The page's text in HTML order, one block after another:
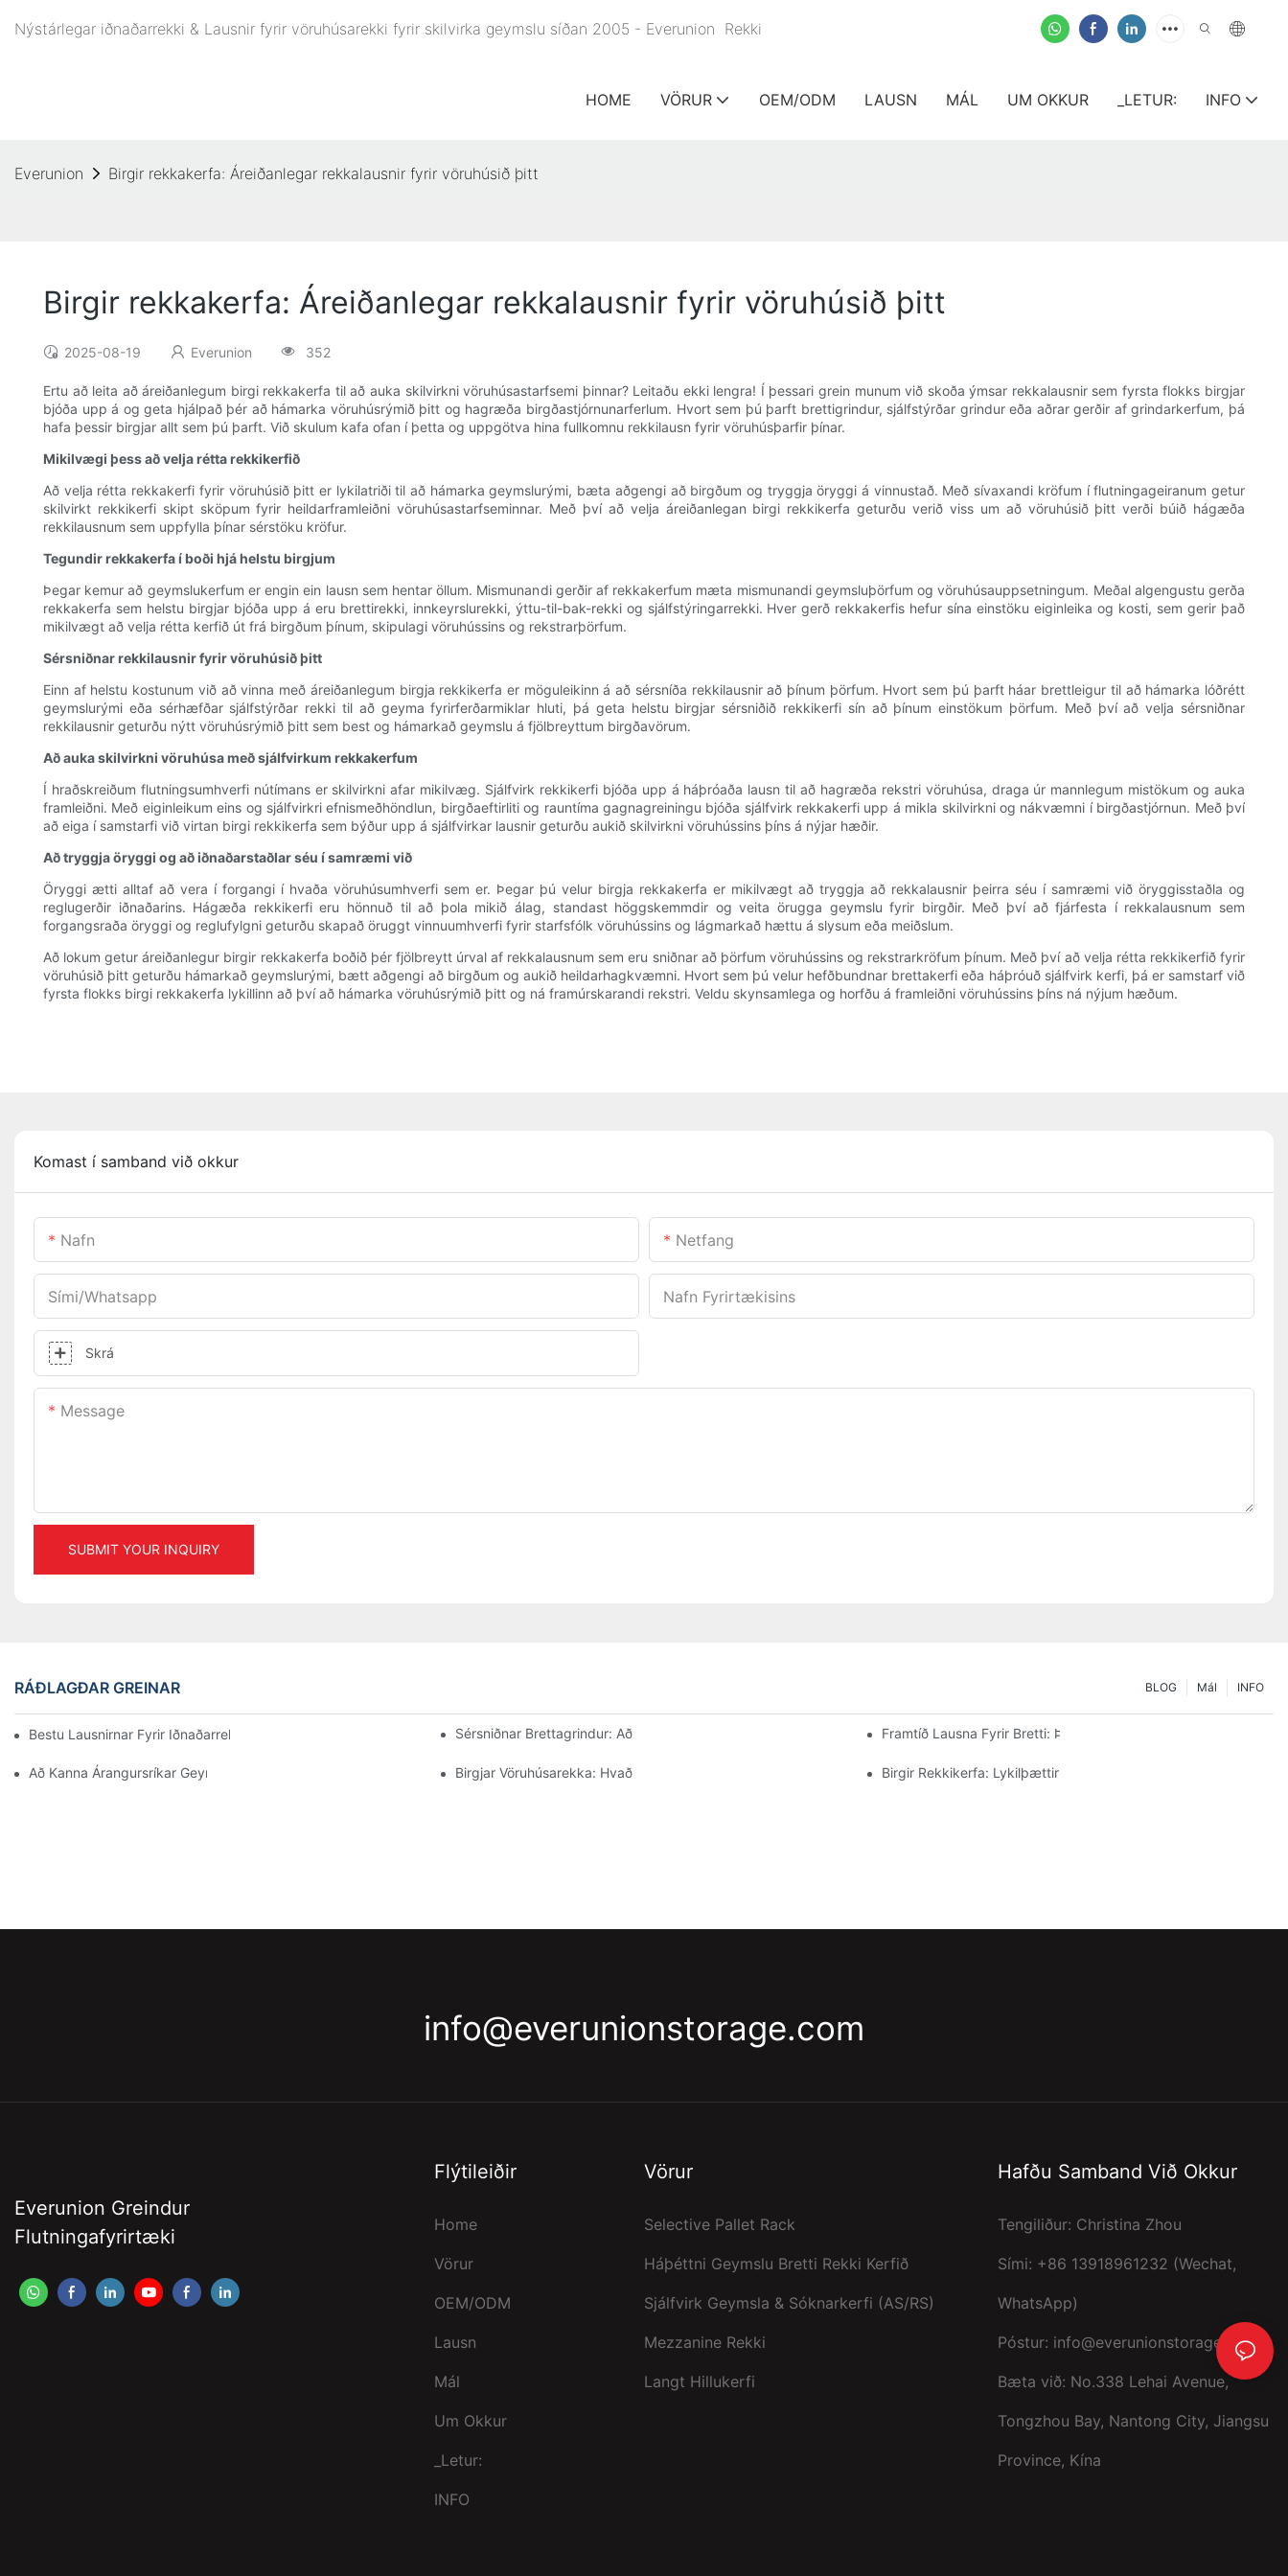
Nýstárlegar iðnaðarrekki & Lausnir fyrir vöruhúsarekki fyrir skilvirka geymslu síðan 2005 - Everunion Rekki
HOME VÖRUR OEM/ODM LAUSN MÁL UM OKKUR _LETUR: INFO
Everunion Birgir rekkakerfa: Áreiðanlegar rekkalausnir fyrir vöruhúsið þitt
Birgir rekkakerfa: Áreiðanlegar rekkalausnir fyrir vöruhúsið þitt
2025-08-19 Everunion 352
Ertu að leita að áreiðanlegum birgi rekkakerfa til að auka skilvirkni vöruhúsastarfsemi þinnar? Leitaðu ekki lengra! Í þessari grein munum við skoða ýmsar rekkalausnir sem fyrsta flokks birgjar
bjóða upp á og geta hjálpað þér að hámarka vöruhúsrýmið þitt og hagræða birgðastjórnunarferlum. Hvort sem þú þarft brettigrindur, sjálfstýrðar grindur eða aðrar gerðir af grindarkerfum, þá
hafa þessir birgjar allt sem þú þarft. Við skulum kafa ofan í þetta og uppgötva hina fullkomnu rekkilausn fyrir vöruhúsþarfir þínar.
Mikilvægi þess að velja rétta rekkikerfið
Að velja rétta rekkakerfi fyrir vöruhúsið þitt er lykilatriði til að hámarka geymslurými, bæta aðgengi að birgðum og tryggja öryggi á vinnustað. Með sívaxandi kröfum í flutningageiranum getur
skilvirkt rekkikerfi skipt sköpum fyrir heildarframleiðni vöruhúsastarfseminnar. Með því að velja áreiðanlegan birgi rekkikerfa geturðu verið viss um að vöruhúsið þitt verði búið hágæða
rekkilausnum sem uppfylla þínar sérstöku kröfur.
Tegundir rekkakerfa í boði hjá helstu birgjum
Þegar kemur að geymslukerfum er engin ein lausn sem hentar öllum. Mismunandi gerðir af rekkakerfum mæta mismunandi geymsluþörfum og vöruhúsauppsetningum. Meðal algengustu gerða
rekkakerfa sem helstu birgjar bjóða upp á eru brettirekki, innkeyrslurekki, ýttu-til-bak-rekki og sjálfstýringarrekki. Hver gerð rekkakerfis hefur sína einstöku eiginleika og kosti, sem gerir það
mikilvægt að velja rétta kerfið út frá birgðum þínum, skipulagi vöruhússins og rekstrarþörfum.
Sérsniðnar rekkilausnir fyrir vöruhúsið þitt
Einn af helstu kostunum við að vinna með áreiðanlegum birgja rekkikerfa er möguleikinn á að sérsníða rekkilausnir að þínum þörfum. Hvort sem þú þarft háar brettleigur til að hámarka lóðrétt
geymslurými eða sérhæfðar sjálfstýrðar rekki til að geyma fyrirferðarmiklar hluti, þá geta helstu birgjar sérsniðið rekkikerfi sín að þínum einstökum þörfum. Með því að velja sérsniðnar
rekkilausnir geturðu nýtt vöruhúsrýmið þitt sem best og hámarkað geymslu á fjölbreyttum birgðavörum.
Að auka skilvirkni vöruhúsa með sjálfvirkum rekkakerfum
Í hraðskreiðum flutningsumhverfi nútímans er skilvirkni afar mikilvæg. Sjálfvirk rekkikerfi bjóða upp á háþróaða lausn til að hagræða rekstri vöruhúsa, draga úr mannlegum mistökum og auka
framleiðni. Með eiginleikum eins og sjálfvirkri efnismeðhöndlun, birgðaeftirliti og rauntíma gagnagreiningu bjóða sjálfvirk rekkakerfi upp á mikla skilvirkni og nákvæmni í birgðastjórnun. Með því
að eiga í samstarfi við virtan birgi rekkikerfa sem býður upp á sjálfvirkar lausnir geturðu aukið skilvirkni vöruhússins þíns á nýjar hæðir.
Að tryggja öryggi og að iðnaðarstaðlar séu í samræmi við
Öryggi ætti alltaf að vera í forgangi í hvaða vöruhúsumhverfi sem er. Þegar þú velur birgja rekkakerfa er mikilvægt að tryggja að rekkalausnir þeirra séu í samræmi við öryggisstaðla og
reglugerðir iðnaðarins. Hágæða rekkikerfi eru hönnuð til að þola mikið álag, standast höggskemmdir og veita örugga geymslu fyrir birgðir. Með því að fjárfesta í rekkalausnum sem
forgangsraða öryggi og reglufylgni geturðu skapað öruggt vinnuumhverfi fyrir starfsfólk vöruhússins og lágmarkað hættu á slysum eða meiðslum.
Að lokum getur áreiðanlegur birgir rekkakerfa boðið þér fjölbreytt úrval af rekkalausnum sem eru sniðnar að þörfum vöruhússins og rekstrarkröfum þínum. Með því að velja rétta rekkikerfið fyrir
vöruhúsið þitt geturðu hámarkað geymslurými, bætt aðgengi að birgðum og aukið heildarhagkvæmni. Hvort sem þú velur hefðbundnar brettakerfi eða háþróuð sjálfvirk kerfi, þá er samstarf við
fyrsta flokks birgi rekkakerfa lykillinn að því að hámarka vöruhúsrýmið þitt og ná framúrskarandi rekstri. Veldu skynsamlega og horfðu á framleiðni vöruhússins þíns ná nýjum hæðum.
Komast í samband við okkur
Nafn Netfang
Sími/whatsapp Nafn Fyrirtækisins
Skrá
Message
SUBMIT YOUR INQUIRY
RÁÐLAGÐAR GREINAR INFO
Mál
BLOG
Bestu Lausnirnar Fyrir Iðnaðarrekki Fyrir Skilvirka Vöruhúsastjórnun Sérsniðnar Brettagrindur: Aðlaga Geymsluþarfir Þínar Framtíð Lausna Fyrir Bretti: Þróun Og Nýjungar
Að Kanna Árangursríkar Geymsluhillulausnir Fyrir Allar Atvinnugreinar Birgjar Vöruhúsarekka: Hvað Ber Að Leita Að Birgir Rekkikerfa: Lykilþættir Við Val Á Réttum Samstarfsaðila
info@everunionstorage.com
Everunion Greindur
Flutningafyrirtæki
Flýtileiðir
Home
Vörur
OEM/ODM
Lausn
Mál
Um Okkur
_Letur:
INFO
Vörur
Selective Pallet Rack
Háþéttni Geymslu Bretti Rekki Kerfið
Sjálfvirk Geymsla & Sóknarkerfi (AS/RS)
Mezzanine Rekki
Langt Hillukerfi
Hafðu Samband Við Okkur
Tengiliður: Christina Zhou
Sími: +86 13918961232 (Wechat,
WhatsApp)
Póstur: info@everunionstorage.com
Bæta við: No.338 Lehai Avenue,
Tongzhou Bay, Nantong City, Jiangsu
Province, Kína